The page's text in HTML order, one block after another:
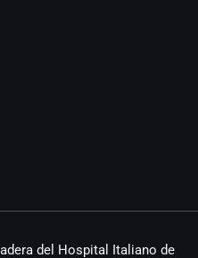
del Hospital Italiano de